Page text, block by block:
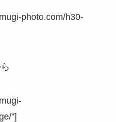
photo.com/h30-
”]